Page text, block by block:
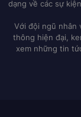
dạng về các sự
Với đội ngũ nhân
thông hiện đại,
xem những tin